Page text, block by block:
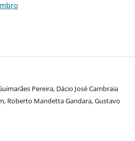
Pereira, Dácio José Cambraia
Roberto Mandetta Gandara, Gustavo